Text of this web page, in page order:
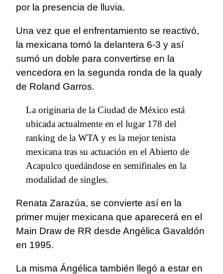
por la presencia de lluvia.
Una vez que el enfrentamiento se reactivó,
la mexicana tomó la delantera 6-3 y así
sumó un doble para convertirse en la
vencedora en la segunda ronda de la qualy
de Roland Garros.
La originaria de la Ciudad de México está
ubicada actualmente en el lugar 178 del
ranking de la WTA y es la mejor tenista
mexicana tras su actuación en el Abierto de
Acapulco quedándose en semifinales en la
modalidad de singles.
Renata Zarazúa, se convierte así en la
primer mujer mexicana que aparecerá en el
Main Draw de RR desde Angélica Gavaldón
en 1995.
La misma Ángélica también llegó a estar en